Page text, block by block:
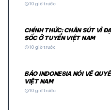
schedule10 giờ trước
CHÍNH THỨC: CHÂN SÚT VĨ
SỐC Ở TUYỂN VIỆT NAM
schedule10 giờ trước
BÁO INDONESIA NÓI VỀ
VIỆT NAM
schedule10 giờ trước